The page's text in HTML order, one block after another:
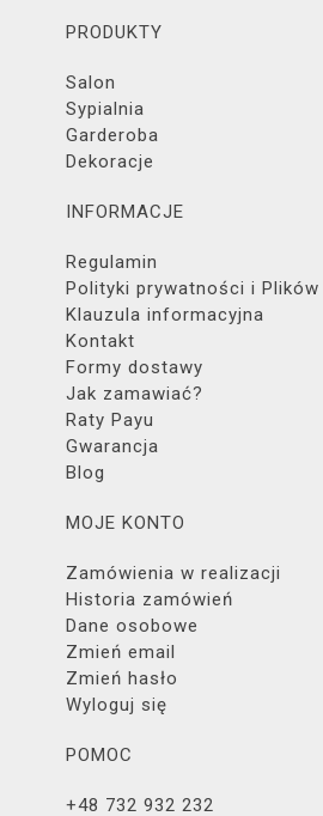
PRODUKTY
Salon
Sypialnia
Garderoba
Dekoracje
INFORMACJE
Regulamin
Polityki prywatności i
Klauzula informacyjna
Kontakt
Formy dostawy
Jak zamawiać?
Raty Payu
Gwarancja
Blog
MOJE KONTO
Zamówienia w realizacji
Historia zamówień
Dane osobowe
Zmień email
Zmień hasło
Wyloguj się
POMOC
+48 732 932 232